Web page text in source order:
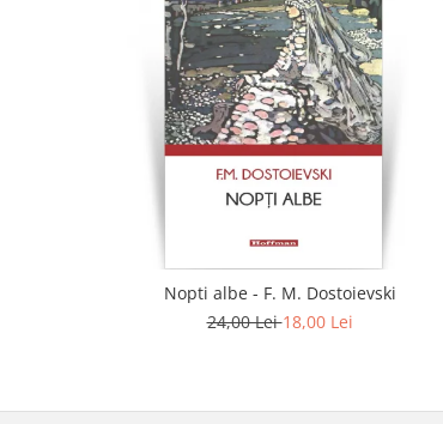
Nopti albe - F. M. Dostoievski
24,00 Lei18,00 Lei